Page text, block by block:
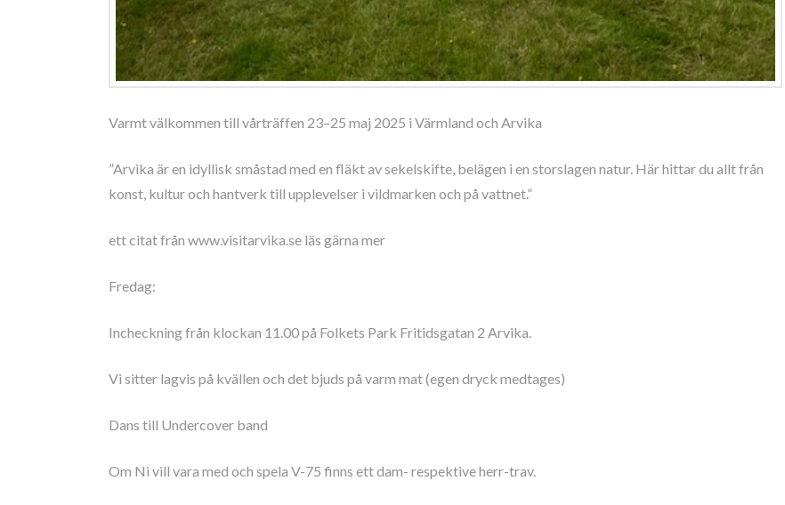
Varmt välkommen till vårträffen 23–25 maj 2025 i Värmland och Arvika
”Arvika är en idyllisk småstad med en fläkt av sekelskifte, belägen i en storslagen natur. Här hittar du allt från
konst, kultur och hantverk till upplevelser i vildmarken och på vattnet.”
ett citat från www.visitarvika.se läs gärna mer
Fredag:
Incheckning från klockan 11.00 på Folkets Park Fritidsgatan 2 Arvika.
Vi sitter lagvis på kvällen och det bjuds på varm mat (egen dryck medtages)
Dans till Undercover band
Om Ni vill vara med och spela V-75 finns ett dam- respektive herr-trav.